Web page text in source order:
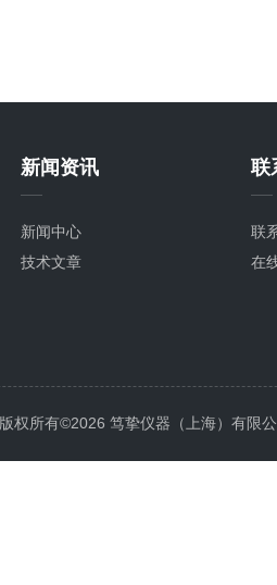
新闻资讯
新闻中心
技术文章
联
联
在
版权所有©2026 笃挚仪器（上海）有限